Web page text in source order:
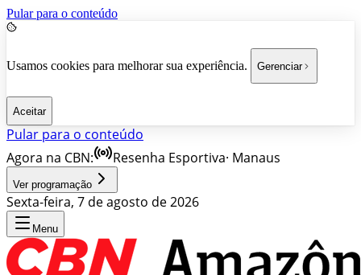
Pular para o conteúdo
Usamos cookies para melhorar sua experiência. Gerenciar
Aceitar
Pular para o conteúdo
Agora na CBN:
Resenha Esportiva· Manaus
Ver programação
Sexta-feira, 7 de agosto de 2026
Menu